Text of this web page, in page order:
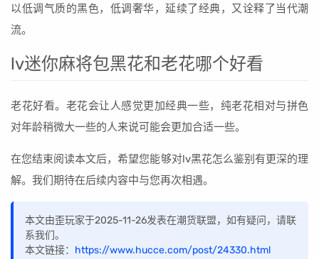
以低调气质的黑色，低调奢华，延续了经典，又诠释了当代潮
流。
lv迷你麻将包黑花和老花哪个好看
老花好看。老花会让人感觉更加经典一些，纯老花相对与拼色
对年龄稍微大一些的人来说可能会更加合适一些。
在您结束阅读本文后，希望您能够对lv黑花怎么鉴别有更深的理
解。我们期待在后续内容中与您再次相遇。
本文由歪玩家于2025-11-26发表在潮货联盟，如有疑问，请联
系我们。
本文链接： https://www.hucce.com/post/24330.html